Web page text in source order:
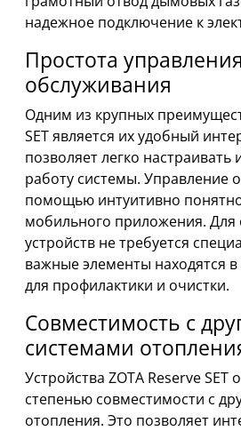
надежное подключение к
Простота
обслуживания
Одним из крупных
SET является их удобный
позволяет легко настраивать
работу системы. Управление
помощью интуитивно
мобильного приложения. Для
устройств не требуется
важные элементы находятся в
для профилактики и очистки.
Совместимость с
системами
Устройства ZOTA Reserve
степенью совместимости с
отопления. Это позволяет